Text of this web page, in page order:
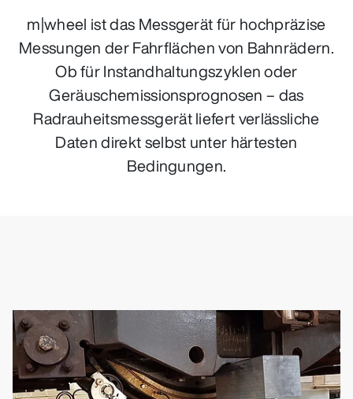
m|wheel ist das Messgerät für hochpräzise
Messungen der Fahrflächen von Bahnrädern.
Ob für Instandhaltungszyklen oder
Geräuschemissionsprognosen – das
Radrauheitsmessgerät liefert verlässliche
Daten direkt selbst unter härtesten
Bedingungen.